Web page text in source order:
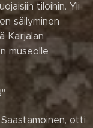
tiloihin. Yli
säilyminen
Karjalan
museolle
otti